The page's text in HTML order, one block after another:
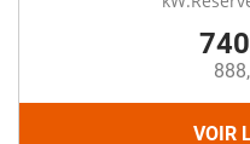
VOIR